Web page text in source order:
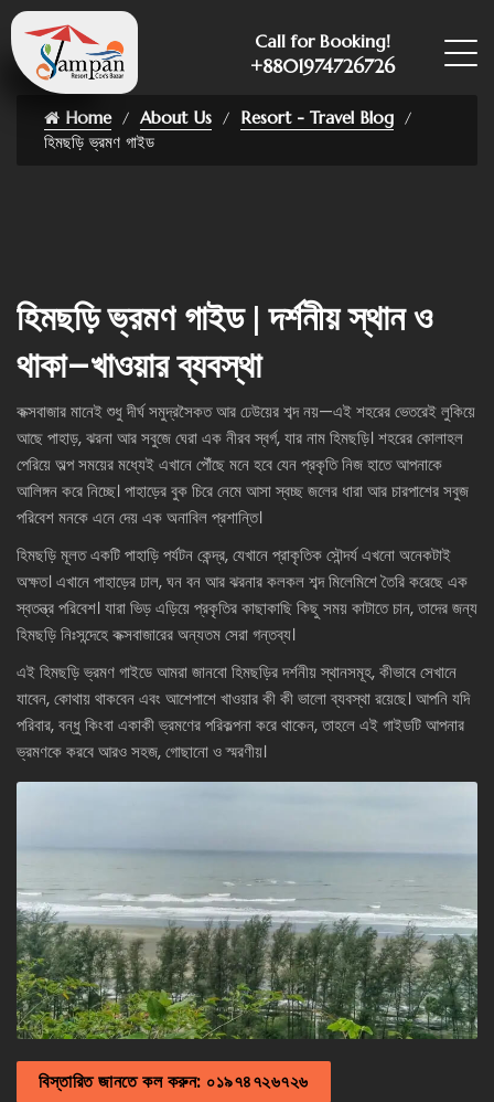
Call for Booking!
+8801974726726
Home About Us
Resort - Travel Blog
হিমছড়ি ভ্রমণ গাইড
হিমছড়ি ভ্রমণ গাইড | দর্শনীয় স্থান ও
থাকা–খাওয়ার ব্যবস্থা
কক্সবাজার মানেই শুধু দীর্ঘ সমুদ্রসৈকত আর ঢেউয়ের শব্দ নয়—এই শহরের ভেতরেই লুকিয়ে
আছে পাহাড়, ঝরনা আর সবুজে ঘেরা এক নীরব স্বর্গ, যার নাম হিমছড়ি। শহরের কোলাহল
পেরিয়ে অল্প সময়ের মধ্যেই এখানে পৌঁছে মনে হবে যেন প্রকৃতি নিজ হাতে আপনাকে
আলিঙ্গন করে নিচ্ছে। পাহাড়ের বুক চিরে নেমে আসা স্বচ্ছ জলের ধারা আর চারপাশের সবুজ
পরিবেশ মনকে এনে দেয় এক অনাবিল প্রশান্তি।
হিমছড়ি মূলত একটি পাহাড়ি পর্যটন কেন্দ্র, যেখানে প্রাকৃতিক সৌন্দর্য এখনো অনেকটাই
অক্ষত। এখানে পাহাড়ের ঢাল, ঘন বন আর ঝরনার কলকল শব্দ মিলেমিশে তৈরি করেছে এক
স্বতন্ত্র পরিবেশ। যারা ভিড় এড়িয়ে প্রকৃতির কাছাকাছি কিছু সময় কাটাতে চান, তাদের জন্য
হিমছড়ি নিঃসন্দেহে কক্সবাজারের অন্যতম সেরা গন্তব্য।
এই হিমছড়ি ভ্রমণ গাইডে আমরা জানবো হিমছড়ির দর্শনীয় স্থানসমূহ, কীভাবে সেখানে
যাবেন, কোথায় থাকবেন এবং আশেপাশে খাওয়ার কী কী ভালো ব্যবস্থা রয়েছে। আপনি যদি
পরিবার, বন্ধু কিংবা একাকী ভ্রমণের পরিকল্পনা করে থাকেন, তাহলে এই গাইডটি আপনার
ভ্রমণকে করবে আরও সহজ, গোছানো ও স্মরণীয়।
বিস্তারিত জানতে কল করুন: ০১৯৭৪৭২৬৭২৬